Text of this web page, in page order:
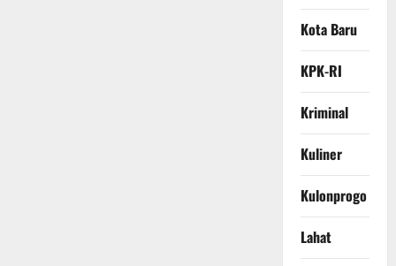
Kota Baru
KPK-RI
Kriminal
Kuliner
Kulonprogo
Lahat